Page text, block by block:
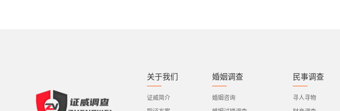
关于我们
证威简介
婚姻调查
婚姻咨询
民事调查
寻人寻物